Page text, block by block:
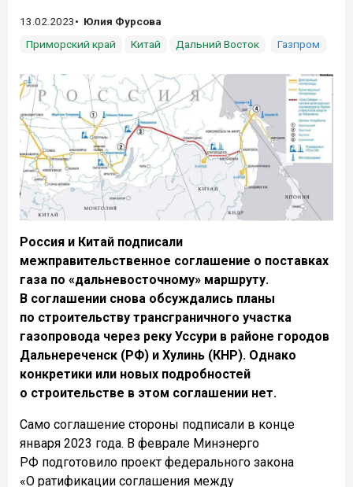
13.02.2023
Юлия Фурсова
Приморский край
Китай Дальний Восток Газпром
Россия и Китай подписали
межправительственное соглашение о поставках
газа по «дальневосточному» маршруту.
В соглашении снова обсуждались планы
по строительству трансграничного участка
газопровода через реку Уссури в районе городов
Дальнереченск (РФ) и Хулинь (КНР). Однако
конкретики или новых подробностей
о строительстве в этом соглашении нет.
Само соглашение стороны подписали в конце
января 2023 года. В феврале Минэнерго
РФ подготовило проект федерального закона
«О ратификации соглашения между